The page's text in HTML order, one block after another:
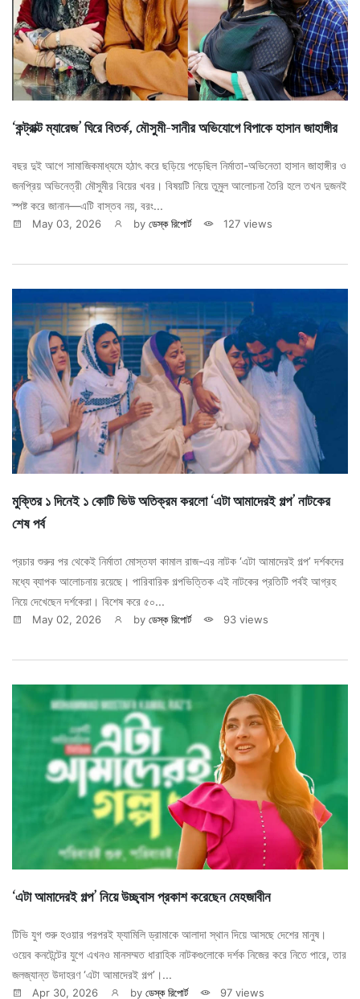
‘কন্ট্রাক্ট ম্যারেজ’ ঘিরে বিতর্ক, মৌসুমী-সানীর অভিযোগে বিপাকে হাসান জাহাঙ্গীর
বছর দুই আগে সামাজিকমাধ্যমে হঠাৎ করে ছড়িয়ে পড়েছিল নির্মাতা-অভিনেতা হাসান জাহাঙ্গীর ও
জনপ্রিয় অভিনেত্রী মৌসুমীর বিয়ের খবর। বিষয়টি নিয়ে তুমুল আলোচনা তৈরি হলে তখন দুজনই
স্পষ্ট করে জানান—এটি বাস্তব নয়, বরং...
May 03, 2026 by ডেস্ক রিপোর্ট 127 views
মুক্তির ১ দিনেই ১ কোটি ভিউ অতিক্রম করলো ‘এটা আমাদেরই গল্প’ নাটকের
শেষ পর্ব
প্রচার শুরুর পর থেকেই নির্মাতা মোস্তফা কামাল রাজ-এর নাটক ‘এটা আমাদেরই গল্প’ দর্শকদের
মধ্যে ব্যাপক আলোচনায় রয়েছে। পারিবারিক গল্পভিত্তিক এই নাটকের প্রতিটি পর্বই আগ্রহ
নিয়ে দেখেছেন দর্শকেরা। বিশেষ করে ৫০...
May 02, 2026 by ডেস্ক রিপোর্ট 93 views
‘এটা আমাদেরই গল্প’ নিয়ে উচ্ছ্বাস প্রকাশ করেছেন মেহজাবীন
টিভি যুগ শুরু হওয়ার পরপরই ফ্যামিলি ড্রামাকে আলাদা স্থান দিয়ে আসছে দেশের মানুষ।
ওয়েব কনটেন্টের যুগে এখনও মানসম্মত ধারাহিক নাটকগুলোকে দর্শক নিজের করে নিতে পারে, তার
জলজ্যান্ত উদাহরণ ‘এটা আমাদেরই গল্প’।...
Apr 30, 2026 by ডেস্ক রিপোর্ট 97 views